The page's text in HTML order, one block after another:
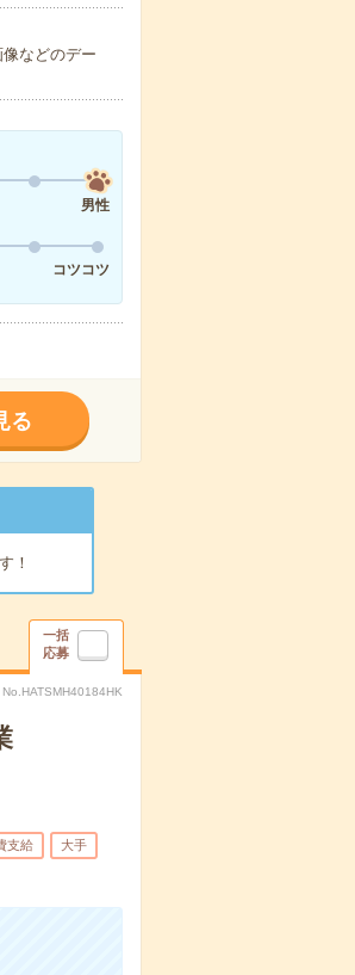
などのデー
男性
コツコツ
る
！
一括
応募
No.HATSMH40184HK
支給 大手